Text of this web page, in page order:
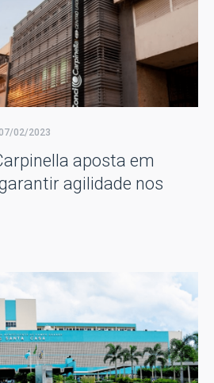
02/2023
aposta em
agilidade nos